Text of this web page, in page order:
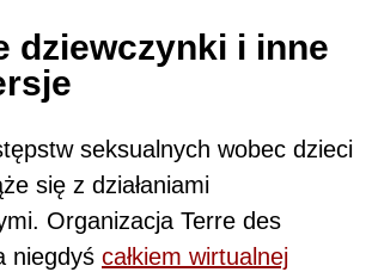
dziewczynki i inne
seksualnych wobec dzieci
się z działaniami
Organizacja Terre des
niegdyś całkiem wirtualnej